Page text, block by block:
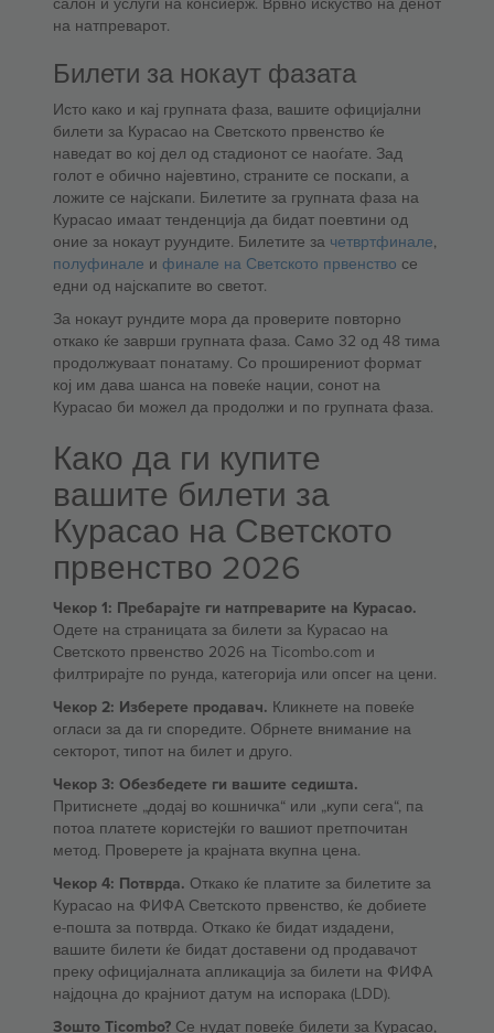
на натпреварот.
Билети за нокаут фазата
Исто како и кај групната фаза, вашите официјални
билети за Курасао на Светското првенство ќе
наведат во кој дел од стадионот се наоѓате. Зад
голот е обично најевтино, страните се поскапи, а
ложите се најскапи. Билетите за групната фаза на
Курасао имаат тенденција да бидат поевтини од
оние за нокаут руундите. Билетите за четвртфинале,
полуфинале и финале на Светското првенство се
едни од најскапите во светот.
За нокаут рундите мора да проверите повторно
откако ќе заврши групната фаза. Само 32 од 48 тима
продолжуваат понатаму. Со проширениот формат
кој им дава шанса на повеќе нации, сонот на
Курасао би можел да продолжи и по групната фаза.
Како да ги купите
вашите билети за
Курасао на Светското
првенство 2026
Чекор 1: Пребарајте ги натпреварите на Курасао.
Одете на страницата за билети за Курасао на
Светското првенство 2026 на Ticombo.com и
филтрирајте по рунда, категорија или опсег на цени.
Чекор 2: Изберете продавач. Кликнете на повеќе
огласи за да ги споредите. Обрнете внимание на
секторот, типот на билет и друго.
Чекор 3: Обезбедете ги вашите седишта.
Притиснете „додај во кошничка“ или „купи сега“, па
потоа платете користејќи го вашиот претпочитан
метод. Проверете ја крајната вкупна цена.
Чекор 4: Потврда. Откако ќе платите за билетите за
Курасао на ФИФА Светското првенство, ќе добиете
е-пошта за потврда. Откако ќе бидат издадени,
вашите билети ќе бидат доставени од продавачот
преку официјалната апликација за билети на ФИФА
најдоцна до крајниот датум на испорака (LDD).
Зошто Ticombo? Се нудат повеќе билети за Курасао,